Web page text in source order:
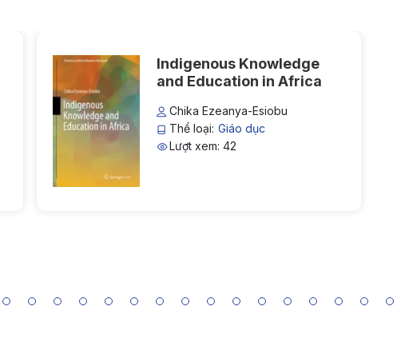
Indigenous Knowledge
and Education in Africa
Chika Ezeanya-Esiobu
Thể loại: Giáo dục
Lượt xem: 42